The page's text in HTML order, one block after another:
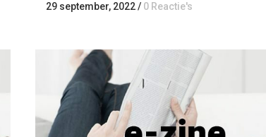
29 september, 2022/ 0 Reactie's